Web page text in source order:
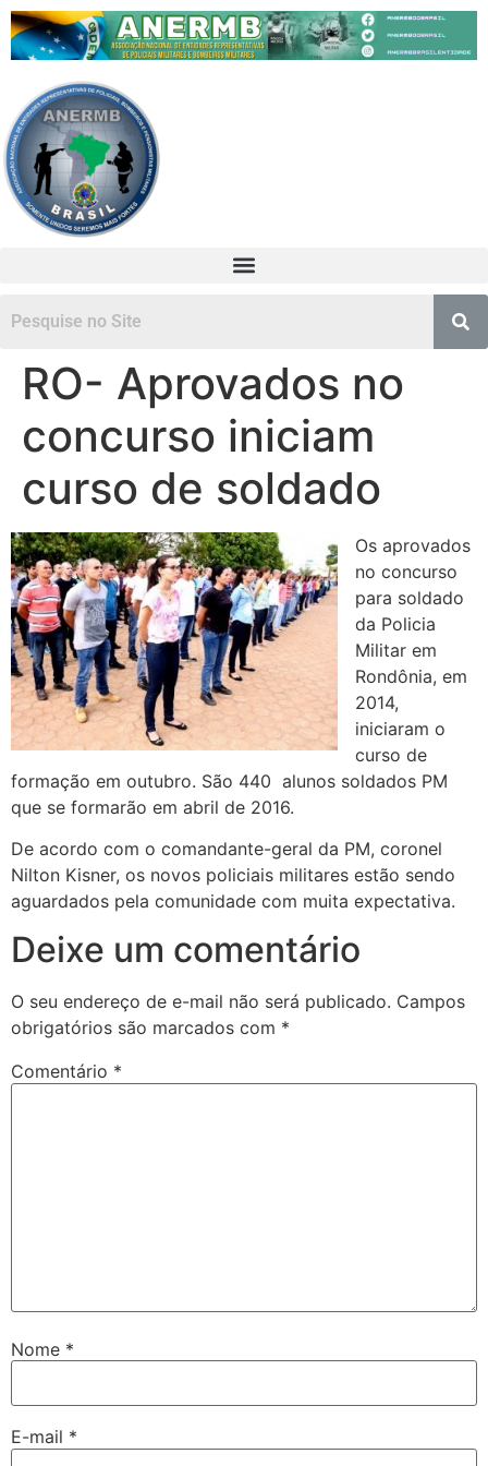
RO- Aprovados no
concurso iniciam
curso de soldado
Os aprovados
no concurso
para soldado
da Policia
Militar em
Rondônia, em
2014,
iniciaram o
curso de
formação em outubro. São 440 alunos soldados PM
que se formarão em abril de 2016.
De acordo com o comandante-geral da PM, coronel
Nilton Kisner, os novos policiais militares estão sendo
aguardados pela comunidade com muita expectativa.
Deixe um comentário
O seu endereço de e-mail não será publicado. Campos
obrigatórios são marcados com *
Comentário *
Nome *
E-mail *